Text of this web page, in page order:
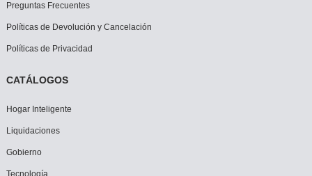
Preguntas Frecuentes
Políticas de Devolución y Cancelación
Políticas de Privacidad
CATÁLOGOS
Hogar Inteligente
Liquidaciones
Gobierno